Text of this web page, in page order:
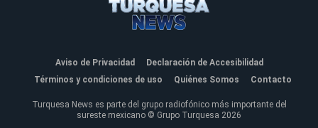
Aviso de Privacidad
Declaración de Accesibilidad
Términos y condiciones de uso
Quiénes Somos Contacto
Turquesa News es parte del grupo radiofónico más importante del
sureste mexicano © Grupo Turquesa 2026